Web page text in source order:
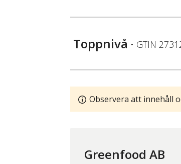
Toppnivå • GTIN
Observera att innehåll
Greenfood AB